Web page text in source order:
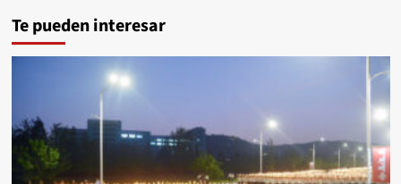
Te pueden interesar